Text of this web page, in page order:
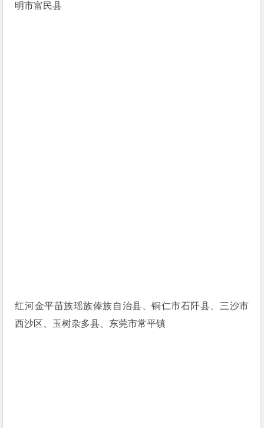
明市富民县
红河金平苗族瑶族傣族自治县、铜仁市石阡县、三沙市
西沙区、玉树杂多县、东莞市常平镇